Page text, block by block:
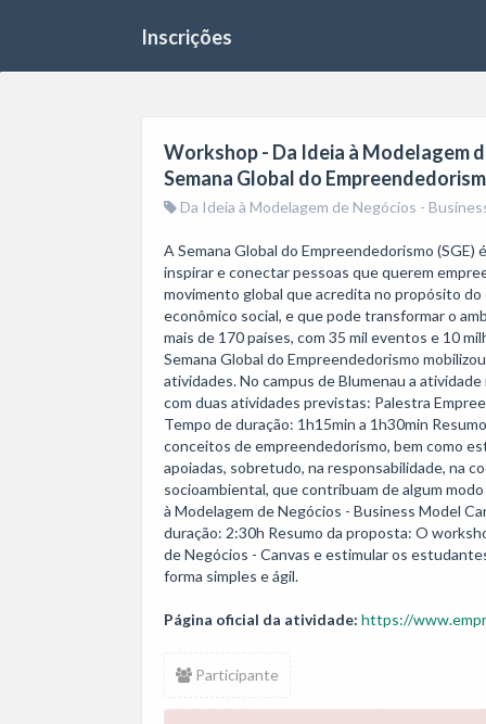
Inscrições
Workshop - Da Ideia à Modelagem
Semana Global do
Da Ideia à Modelagem de Negócios -
A Semana Global do Empreendedorismo
inspirar e conectar pessoas que querem
movimento global que acredita no propósito
econômico social, e que pode transformar o
mais de 170 países, com 35 mil eventos e 10
Semana Global do Empreendedorismo
atividades. No campus de Blumenau a
com duas atividades previstas: Palestra
Tempo de duração: 1h15min a 1h30min
conceitos de empreendedorismo, bem como
apoiadas, sobretudo, na responsabilidade, na
socioambiental, que contribuam de algum
à Modelagem de Negócios - Business Model
duração: 2:30h Resumo da proposta: O
de Negócios - Canvas e estimular os
forma simples e ágil.
Página oficial da atividade: https://
Participante